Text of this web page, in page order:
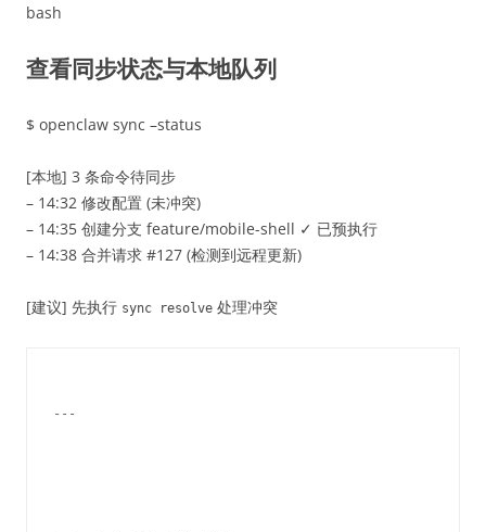
bash
查看同步状态与本地队列
$ openclaw sync –status
[本地] 3 条命令待同步
– 14:32 修改配置 (未冲突)
– 14:35 创建分支 feature/mobile-shell ✓ 已预执行
– 14:38 合并请求 #127 (检测到远程更新)
[建议] 先执行 sync resolve 处理冲突
---